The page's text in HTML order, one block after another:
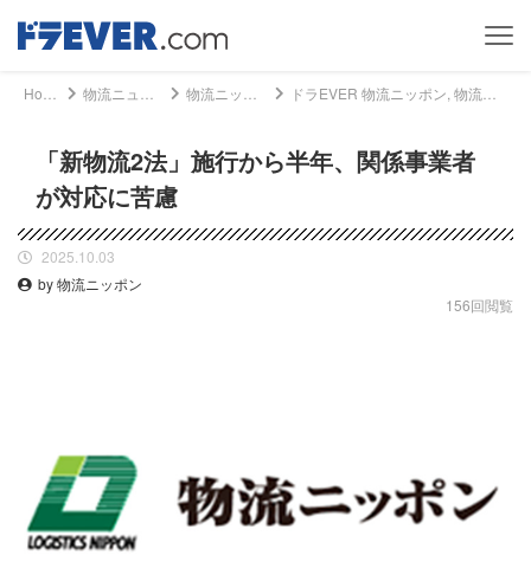
「新物流2法」施行から半年、関係事業者
が対応に苦慮
2025.10.03
by 物流ニッポン
156回閲覧